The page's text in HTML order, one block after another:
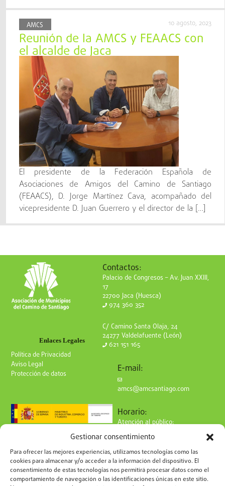
Gestionar consentimiento
Para ofrecer las mejores experiencias, utilizamos tecnologías como las
cookies para almacenar y/o acceder a la información del dispositivo. El
consentimiento de estas tecnologías nos permitirá procesar datos como el
comportamiento de navegación o las identificaciones únicas en este sitio.
AMCS 10 agosto, 2023
Reunión de la AMCS y FEAACS con
el alcalde de Jaca
El presidente de la Federación Española de
Asociaciones de Amigos del Camino de Santiago
(FEAACS), D. Jorge Martínez Cava, acompañado del
vicepresidente D. Juan Guerrero y el director de la […]
Enlaces Legales
Política de Privacidad
Aviso Legal
Protección de datos
Contactos:
Palacio de Congresos – Av. Juan XXIII,
17
22700 Jaca (Huesca)
974 360 352
C/ Camino Santa Olaja, 24
24277 Valdelafuente (León)
621 151 165
E-mail:
amcs@amcsantiago.com
Horario:
Atención al público:
de 9 a 15h
Síguenos en redes: